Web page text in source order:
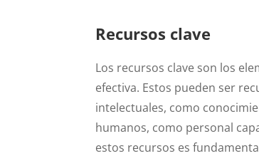
Recursos clave
Los recursos clave son los
efectiva. Estos pueden ser
intelectuales, como
humanos, como personal
estos recursos es